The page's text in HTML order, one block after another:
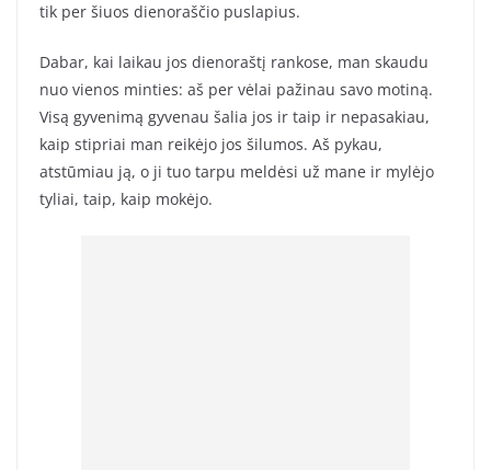
tik per šiuos dienoraščio puslapius.
Dabar, kai laikau jos dienoraštį rankose, man skaudu
nuo vienos minties: aš per vėlai pažinau savo motiną.
Visą gyvenimą gyvenau šalia jos ir taip ir nepasakiau,
kaip stipriai man reikėjo jos šilumos. Aš pykau,
atstūmiau ją, o ji tuo tarpu meldėsi už mane ir mylėjo
tyliai, taip, kaip mokėjo.